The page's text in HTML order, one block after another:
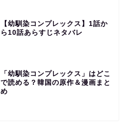
【幼馴染コンプレックス】1話か
ら10話あらすじネタバレ
「幼馴染コンプレックス」はどこ
で読める？韓国の原作＆漫画まと
め